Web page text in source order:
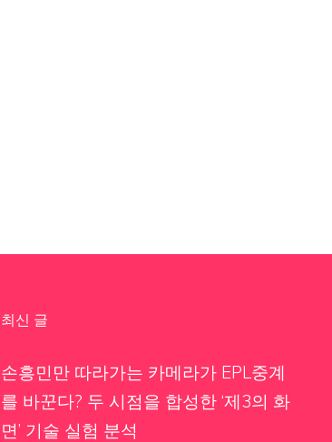
최신 글
손흥민만 따라가는 카메라가 EPL중계
를 바꾼다? 두 시점을 합성한 ‘제3의 화
면’ 기술 실험 분석